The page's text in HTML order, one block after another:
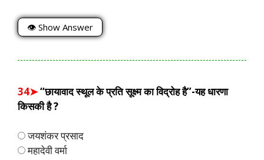
👁 Show Answer
34➤“छायावाद स्थूल के प्रति सूक्ष्म का विद्रोह है”-यह धारणा
किसकी है ?
जयशंकर प्रसाद
महादेवी वर्मा